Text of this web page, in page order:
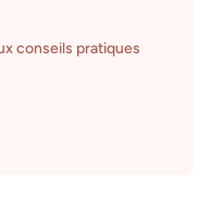
conseils pratiques